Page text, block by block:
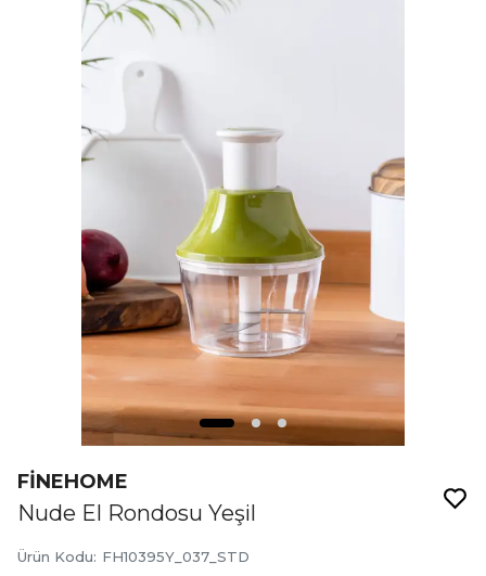
FİNEHOME
Nude El Rondosu Yeşil
Ürün Kodu: FH10395Y_037_STD